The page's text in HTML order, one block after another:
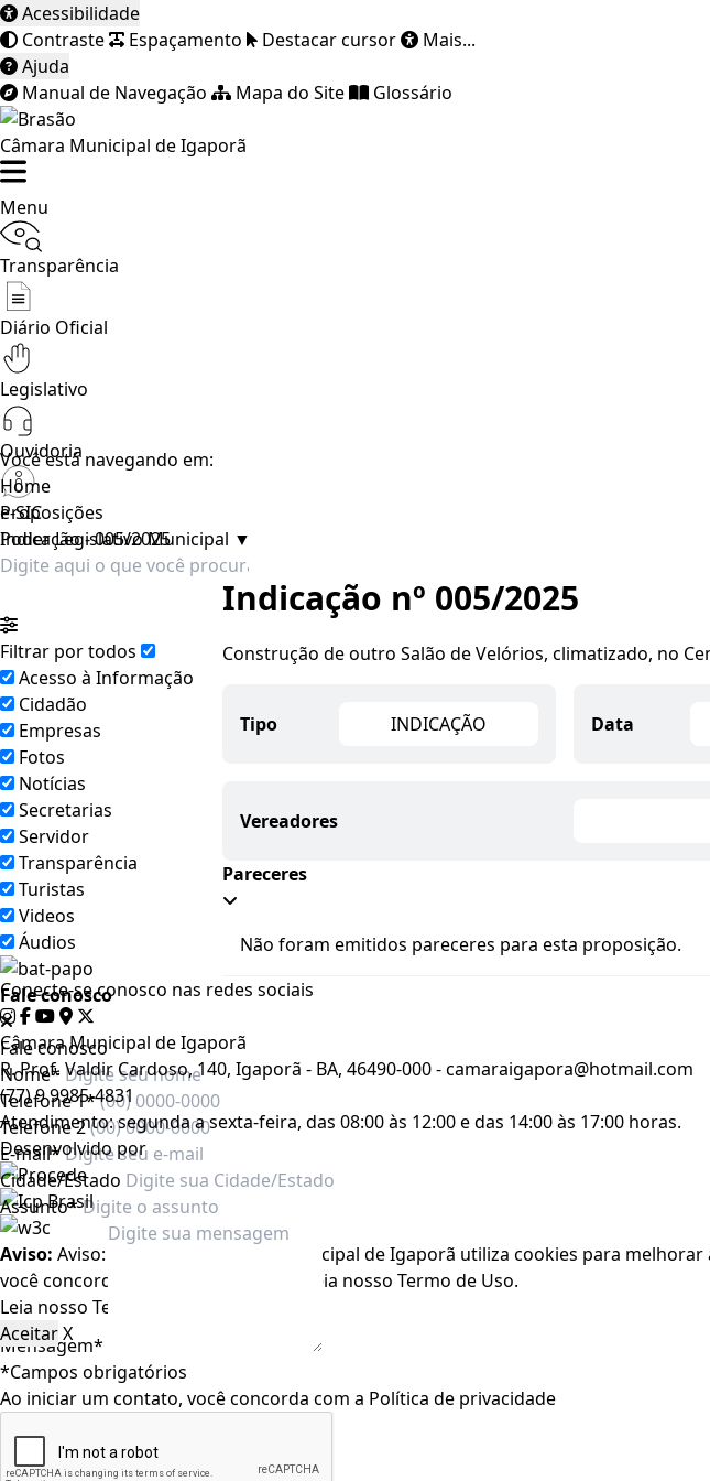
Acessibilidade
Contraste
Espaçamento Destacar cursor
Mais...
Ajuda
Manual de Navegação
Mapa do Site Glossário
Câmara Municipal de Igaporã
Menu
Transparência
Diário Oficial
Legislativo
Ouvidoria
e-SIC
Poder Legislativo Municipal ▼
Filtrar por todos
Acesso à Informação
Cidadão
Empresas
Fotos
Notícias
Secretarias
Servidor
Transparência
Turistas
Videos
Áudios
Fale conosco
Fale conosco
Nome*
Telefone 1*
Telefone 2
E-mail*
Cidade/Estado
Assunto*
Mensagem*
*Campos obrigatórios
Ao iniciar um contato, você concorda com a Política de privacidade
Você está navegando em:
Home
Proposições
Indicação - 005/2025
Indicação nº 005/2025
Construção de outro Salão de Velórios, climatizado, no
Tipo INDICAÇÃO Data
Vereadores
Pareceres
Não foram emitidos pareceres para esta proposição.
Conecte-se conosco nas redes sociais
Câmara Municipal de Igaporã
R. Prof. Valdir Cardoso, 140, Igaporã - BA, 46490-000 - camaraigapora@hotmail.com
(77) 9 9985-4831
Atendimento: segunda a sexta-feira, das 08:00 às 12:00 e das 14:00 às 17:00 horas.
Desenvolvido por
Aviso: Aviso: O Portal da Câmara Municipal de Igaporã utiliza cookies para
você concorda com estas condições Leia nosso Termo de Uso.
Leia nosso Termo de Uso
AceitarX